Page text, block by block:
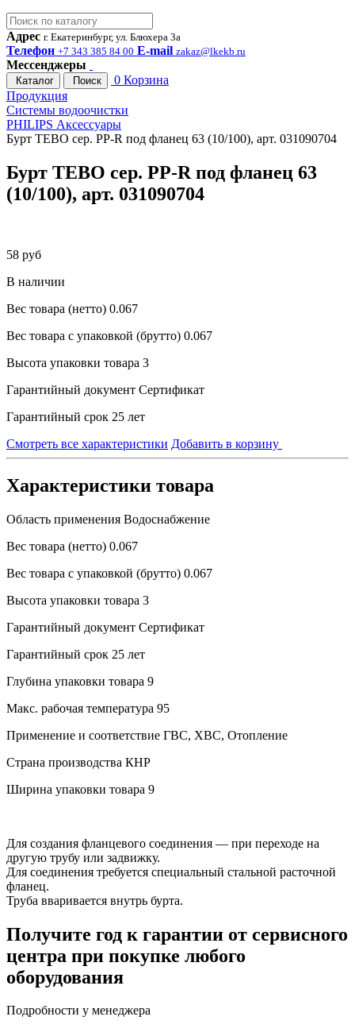
Адрес г. Екатеринбург, ул. Блюхера 3а
Телефон +7 343 385 84 00 E-mail zakaz@lkekb.ru
Мессенджеры
Каталог Поиск 0 Корзина
Продукция
Системы водоочистки
PHILIPS Аксессуары
Бурт TEBO сер. PP-R под фланец 63 (10/100), арт. 031090704
Бурт TEBO сер. PP-R под фланец 63
(10/100), арт. 031090704
58 руб
В наличии
Вес товара (нетто) 0.067
Вес товара с упаковкой (брутто) 0.067
Высота упаковки товара 3
Гарантийный документ Сертификат
Гарантийный срок 25 лет
Смотреть все характеристики Добавить в корзину
Характеристики товара
Область применения Водоснабжение
Вес товара (нетто) 0.067
Вес товара с упаковкой (брутто) 0.067
Высота упаковки товара 3
Гарантийный документ Сертификат
Гарантийный срок 25 лет
Глубина упаковки товара 9
Макс. рабочая температура 95
Применение и соответствие ГВС, ХВС, Отопление
Страна производства КНР
Ширина упаковки товара 9
Для создания фланцевого соединения — при переходе на
другую трубу или задвижку.
Для соединения требуется специальный стальной расточной
фланец.
Труба вваривается внутрь бурта.
Получите год к гарантии от сервисного
центра при покупке любого
оборудования
Подробности у менеджера